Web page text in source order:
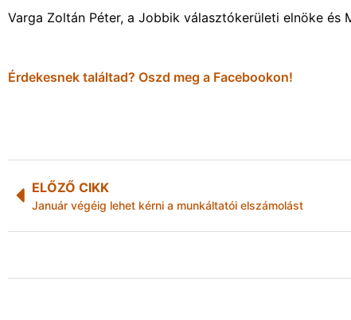
Varga Zoltán Péter, a Jobbik választókerületi elnöke
Érdekesnek találtad? Oszd meg a Facebookon!
ELŐZŐ CIKK
Január végéig lehet kérni a munkáltatói elszámolást